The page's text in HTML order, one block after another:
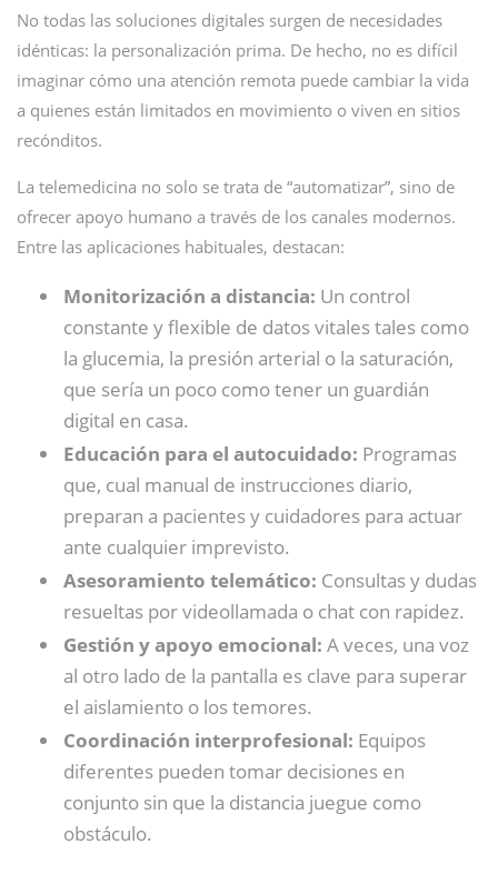
No todas las soluciones digitales surgen de necesidades
idénticas: la personalización prima. De hecho, no es difícil
imaginar cómo una atención remota puede cambiar la vida
a quienes están limitados en movimiento o viven en sitios
recónditos.
La telemedicina no solo se trata de “automatizar”, sino de
ofrecer apoyo humano a través de los canales modernos.
Entre las aplicaciones habituales, destacan:
Monitorización a distancia: Un control
constante y flexible de datos vitales tales como
la glucemia, la presión arterial o la saturación,
que sería un poco como tener un guardián
digital en casa.
Educación para el autocuidado: Programas
que, cual manual de instrucciones diario,
preparan a pacientes y cuidadores para actuar
ante cualquier imprevisto.
Asesoramiento telemático: Consultas y dudas
resueltas por videollamada o chat con rapidez.
Gestión y apoyo emocional: A veces, una voz
al otro lado de la pantalla es clave para superar
el aislamiento o los temores.
Coordinación interprofesional: Equipos
diferentes pueden tomar decisiones en
conjunto sin que la distancia juegue como
obstáculo.